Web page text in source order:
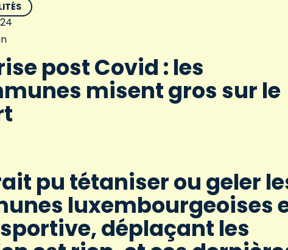
post Covid : les
misent gros sur le
pu tétaniser ou geler
luxembourgeoises
déplaçant les